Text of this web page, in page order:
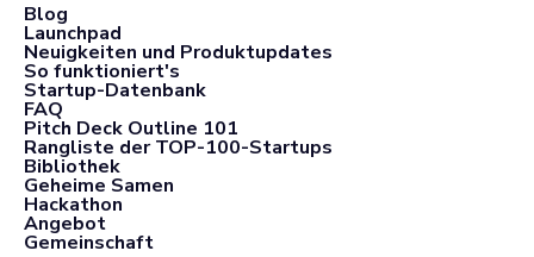
Blog
Launchpad
Neuigkeiten und Produktupdates
So funktioniert's
Startup-Datenbank
FAQ
Pitch Deck Outline 101
Rangliste der TOP-100-Startups
Bibliothek
Geheime Samen
Hackathon
Angebot
Gemeinschaft